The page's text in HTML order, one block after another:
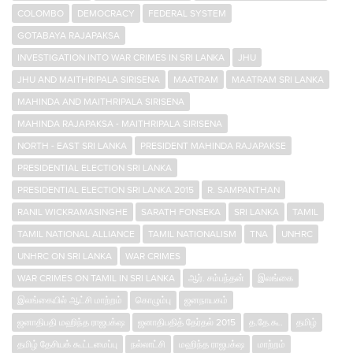
COLOMBO DEMOCRACY
FEDERAL SYSTEM
GOTABAYA RAJAPAKSA
INVESTIGATION INTO WAR CRIMES IN SRI LANKA
JHU
JHU AND MAITHRIPALA SIRISENA
MAATRAM
MAATRAM SRI LANKA
MAHINDA AND MAITHRIPALA SIRISENA
MAHINDA RAJAPAKSA - MAITHRIPALA SIRISENA
NORTH - EAST SRI LANKA
PRESIDENT MAHINDA RAJAPAKSE
PRESIDENTIAL ELECTION SRI LANKA
PRESIDENTIAL ELECTION SRI LANKA 2015
R. SAMPANTHAN
RANIL WICKRAMASINGHE
SARATH FONSEKA SRI LANKA
TAMIL
TAMIL NATIONAL ALLIANCE
TAMIL NATIONALISM TNA
UNHRC
UNHRC ON SRI LANKA
WAR CRIMES
WAR CRIMES ON TAMIL IN SRI LANKA
ஆர். சம்பந்தன்
இலங்கை
இலங்கையில் ஆட்சி மாற்றம்
கொழும்பு
ஜனநாயகம்
ஜனாதிபதி மஹிந்த ராஜபக்‌ஷ
ஜனாதிபதித் தேர்தல் 2015 த.தே.கூ.
தமிழ்
தமிழ் தேசியக் கூட்டமைப்பு
நல்லாட்சி மஹிந்த ராஜபக்‌ஷ
மாற்றம்